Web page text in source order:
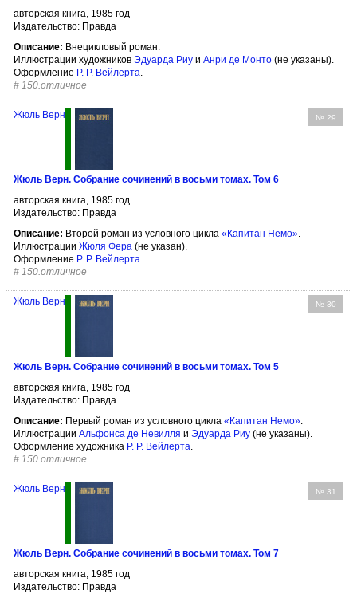
авторская книга, 1985 год
Издательство: Правда
Описание: Внецикловый роман.
Иллюстрации художников Эдуарда Риу и Анри де Монто (не указаны).
Оформление Р. Р. Вейлерта
# 150.отличное
№ 29
Жюль Верн
Жюль Верн. Собрание сочинений в восьми томах. Том 6
авторская книга, 1985 год
Издательство: Правда
Описание: Второй роман из условного цикла «Капитан Немо».
Иллюстрации Жюля Фера (не указан).
Оформление Р. Р. Вейлерта.
# 150.отличное
№ 30
Жюль Верн
Жюль Верн. Собрание сочинений в восьми томах. Том 5
авторская книга, 1985 год
Издательство: Правда
Описание: Первый роман из условного цикла «Капитан Немо»
Иллюстрации Альфонса де Невилля и Эдуарда Риу (не указаны).
Оформление художника Р. Р. Вейлерта
# 150.отличное
№ 31
Жюль Верн
Жюль Верн. Собрание сочинений в восьми томах. Том 7
авторская книга, 1985 год
Издательство: Правда